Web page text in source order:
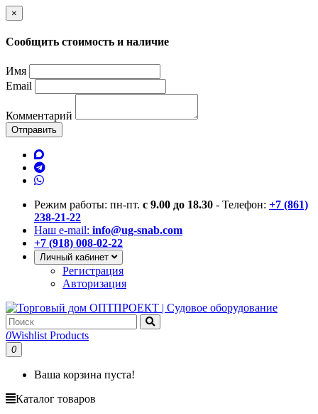
×
Сообщить стоимость и наличие
Имя
Email
Комментарий
Отправить
Режим работы: пн-пт. с 9.00 до 18.30 - Телефон: +7 (861)
238-21-22
Наш e-mail: info@ug-snab.com
+7 (918) 008-02-22
Личный кабинет
Регистрация
Авторизация
0Wishlist Products
0
Ваша корзина пуста!
Каталог товаров